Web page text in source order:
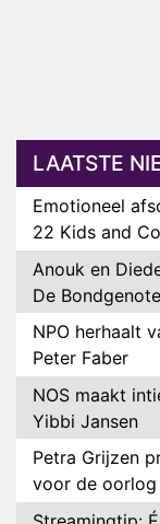
LAATSTE
Emotioneel
22 Kids and
Anouk en
De
NPO herhaalt
Peter Faber
NOS maakt
Yibbi Jansen
Petra Grijzen
voor de oorlog